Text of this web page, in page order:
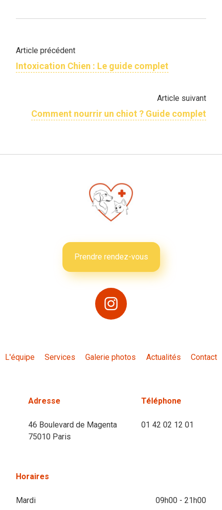
Article précédent
Intoxication Chien : Le guide complet
Article suivant
Comment nourrir un chiot ? Guide complet
Prendre rendez-vous
L'équipe Services Galerie photos Actualités Contact
Adresse
46 Boulevard de Magenta
75010 Paris
Téléphone
01 42 02 12 01
Horaires
Mardi 09h00 - 21h00